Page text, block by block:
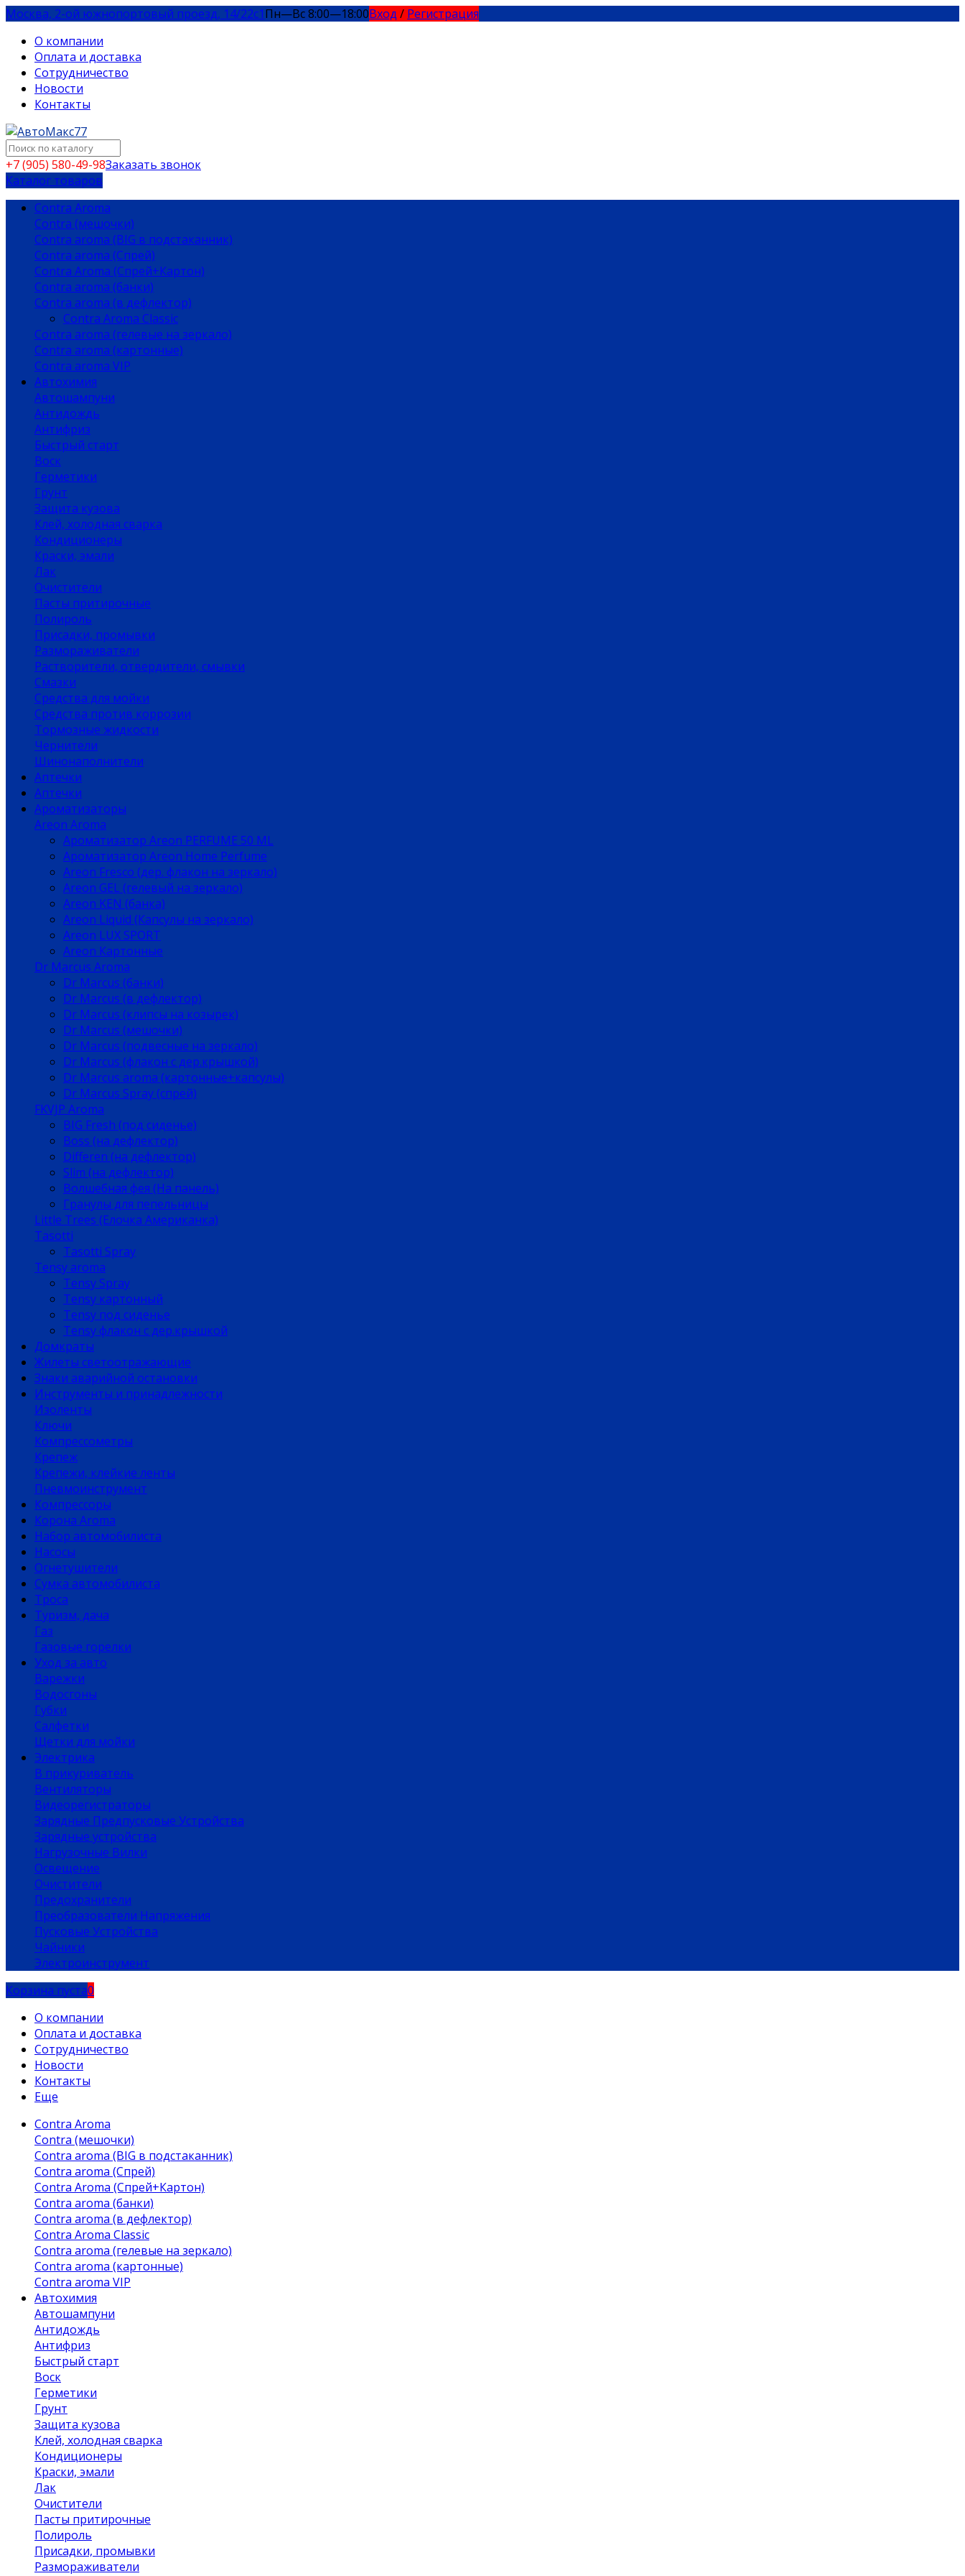
Москва, 2-ой южнопортовый проезд, 14/22c1Пн—Вс 8:00—18:00Вход / Регистрация
О компании
Оплата и доставка
Сотрудничество
Новости
Контакты
+7 (905) 580-49-98Заказать звонок
Каталог товаров
Contra Aroma
Contra (мешочки)
Contra aroma (BIG в подстаканник)
Contra aroma (Спрей)
Contra Aroma (Спрей+Картон)
Contra aroma (банки)
Contra aroma (в дефлектор)
Contra Aroma Classic
Contra aroma (гелевые на зеркало)
Contra aroma (картонные)
Contra aroma VIP
Автохимия
Автошампуни
Антидождь
Антифриз
Быстрый старт
Воск
Герметики
Грунт
Защита кузова
Клей, холодная сварка
Кондиционеры
Краски, эмали
Лак
Очистители
Пасты притирочные
Полироль
Присадки, промывки
Размораживатели
Растворители, отвердители, смывки
Смазки
Средства для мойки
Средства против коррозии
Тормозные жидкости
Чернители
Шинонаполнители
Аптечки
Аптечки
Ароматизаторы
Areon Aroma
Ароматизатор Areon PERFUME 50 ML
Ароматизатор Areon Home Perfume
Areon Fresco (дер. флакон на зеркало)
Areon GEL (гелевый на зеркало)
Areon KEN (банка)
Areon Liquid (Капсулы на зеркало)
Areon LUX SPORT
Areon Картонные
Dr Marcus Aroma
Dr Marcus (банки)
Dr Marcus (в дефлектор)
Dr Marcus (клипсы на козырек)
Dr Marcus (мешочки)
Dr Marcus (подвесные на зеркало)
Dr Marcus (флакон с дер.крышкой)
Dr Marcus aroma (картонные+капсулы)
Dr Marcus Spray (спрей)
FKVJP Aroma
BIG Fresh (под сиденье)
Boss (на дефлектор)
Differen (на дефлектор)
Slim (на дефлектор)
Волшебная фея (На панель)
Гранулы для пепельницы
Little Trees (Елочка Американка)
Tasotti
Tasotti Spray
Tensy aroma
Tensy Spray
Tensy картонный
Tensy под сиденье
Tensy флакон с дер.крышкой
Домкраты
Жилеты светоотражающие
Знаки аварийной остановки
Инструменты и принадлежности
Изоленты
Ключи
Компрессометры
Крепеж
Крепежи, клейкие ленты
Пневмоинструмент
Компрессоры
Корона Aroma
Набор автомобилиста
Насосы
Огнетушители
Сумка автомобилиста
Троса
Туризм, дача
Газ
Газовые горелки
Уход за авто
Варежки
Водосгоны
Губки
Салфетки
Щетки для мойки
Электрика
В прикуриватель
Вентиляторы
Видеорегистраторы
Зарядные Предпусковые Устройства
Зарядные устройства
Нагрузочные Вилки
Освещение
Очистители
Предохранители
Преобразователи Напряжения
Пусковые Устройства
Чайники
Электроинструмент
Корзина пуста0
О компании
Оплата и доставка
Сотрудничество
Новости
Контакты
Еще
Contra Aroma
Contra (мешочки)
Contra aroma (BIG в подстаканник)
Contra aroma (Спрей)
Contra Aroma (Спрей+Картон)
Contra aroma (банки)
Contra aroma (в дефлектор)
Contra Aroma Classic
Contra aroma (гелевые на зеркало)
Contra aroma (картонные)
Contra aroma VIP
Автохимия
Автошампуни
Антидождь
Антифриз
Быстрый старт
Воск
Герметики
Грунт
Защита кузова
Клей, холодная сварка
Кондиционеры
Краски, эмали
Лак
Очистители
Пасты притирочные
Полироль
Присадки, промывки
Размораживатели